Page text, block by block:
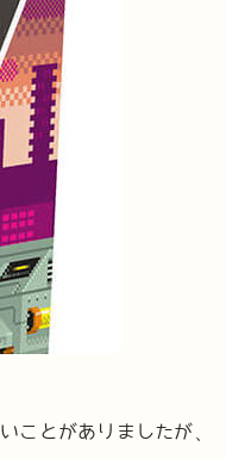
ことがありましたが、